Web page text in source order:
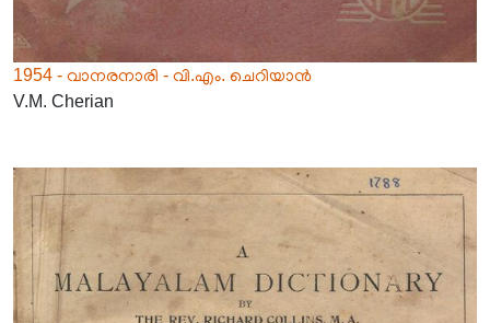
1954 - വാനരനാരി - വി.എം. ചെറിയാൻ
V.M. Cherian